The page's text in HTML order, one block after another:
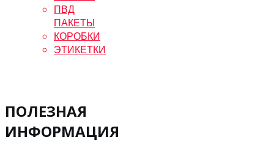
ПВД
ПАКЕТЫ
КОРОБКИ
ЭТИКЕТКИ
ПОЛЕЗНАЯ
ИНФОРМАЦИЯ